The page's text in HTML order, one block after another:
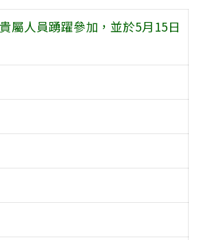
屬人員踴躍參加，並於5月15日